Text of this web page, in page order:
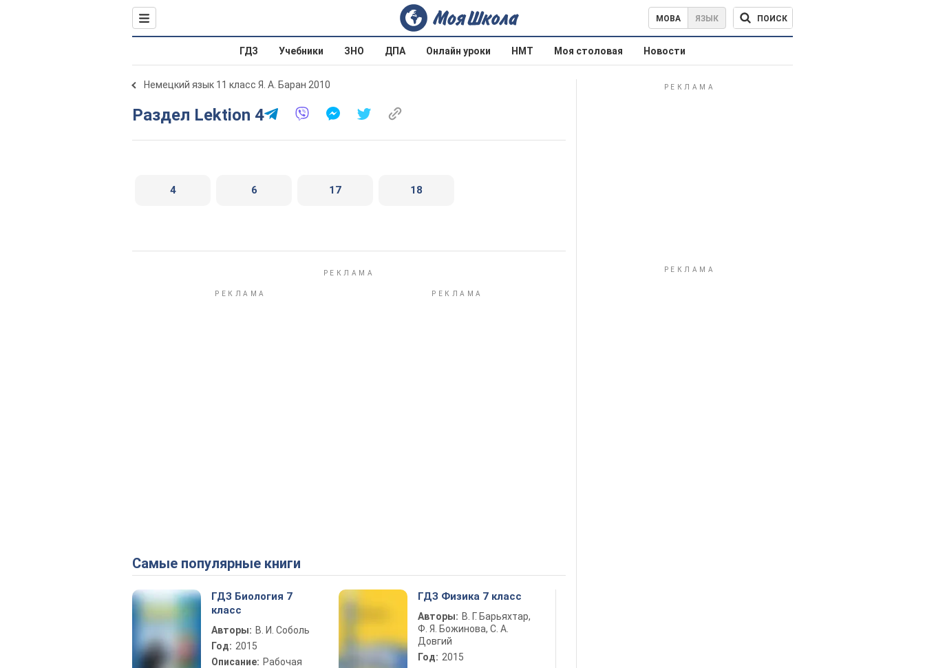
МОВА ЯЗЫК ПОИСК
ГДЗ Учебники ЗНО ДПА Онлайн уроки НМТ Моя столовая Новости
Немецкий язык 11 класс Я. А. Баран 2010
Раздел Lektion 4
4 6 17 18
Самые популярные книги
ГДЗ Биология 7
класс
Авторы: В. И. Соболь
Год: 2015
Описание: Рабочая
ГДЗ Физика 7 класс
Авторы: В. Г. Барьяхтар,
Ф. Я. Божинова, С. А.
Довгий
Год: 2015